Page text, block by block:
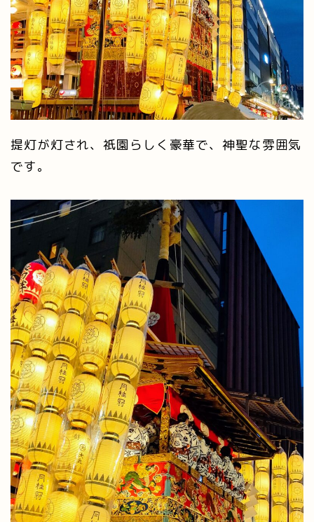
提灯が灯され、祇園らしく豪華で、神聖な雰囲気
です。